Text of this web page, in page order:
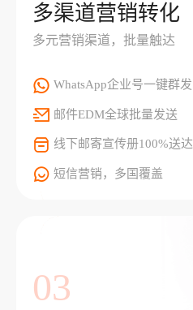
多渠道营销转化
多元营销渠道，批量触达
WhatsApp企业号一键群发
邮件EDM全球批量发送
线下邮寄宣传册100%送达
短信营销，多国覆盖
03